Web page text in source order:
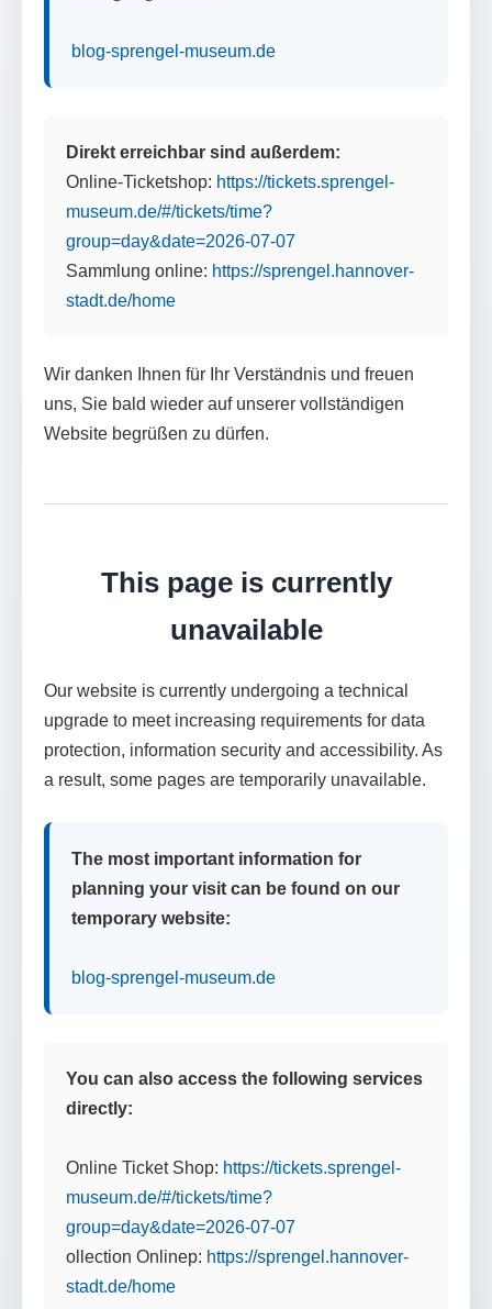
blog-sprengel-museum.de
Direkt erreichbar sind außerdem:
Online-Ticketshop: https://tickets.sprengel-
museum.de/#/tickets/time?
group=day&date=2026-07-07
Sammlung online: https://sprengel.hannover-
stadt.de/home
Wir danken Ihnen für Ihr Verständnis und freuen
uns, Sie bald wieder auf unserer vollständigen
Website begrüßen zu dürfen.
This page is currently
unavailable
Our website is currently undergoing a technical
upgrade to meet increasing requirements for data
protection, information security and accessibility. As
a result, some pages are temporarily unavailable.
The most important information for
planning your visit can be found on our
temporary website:
blog-sprengel-museum.de
You can also access the following services
directly:
Online Ticket Shop: https://tickets.sprengel-
museum.de/#/tickets/time?
group=day&date=2026-07-07
ollection Onlinep: https://sprengel.hannover-
stadt.de/home